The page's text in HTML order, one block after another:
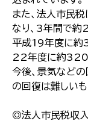
また、法人市民
なり、3年間で約
平成19年度に約
22年度に約320
今後、景気など
の回復は難しいも
◎法人市民税収